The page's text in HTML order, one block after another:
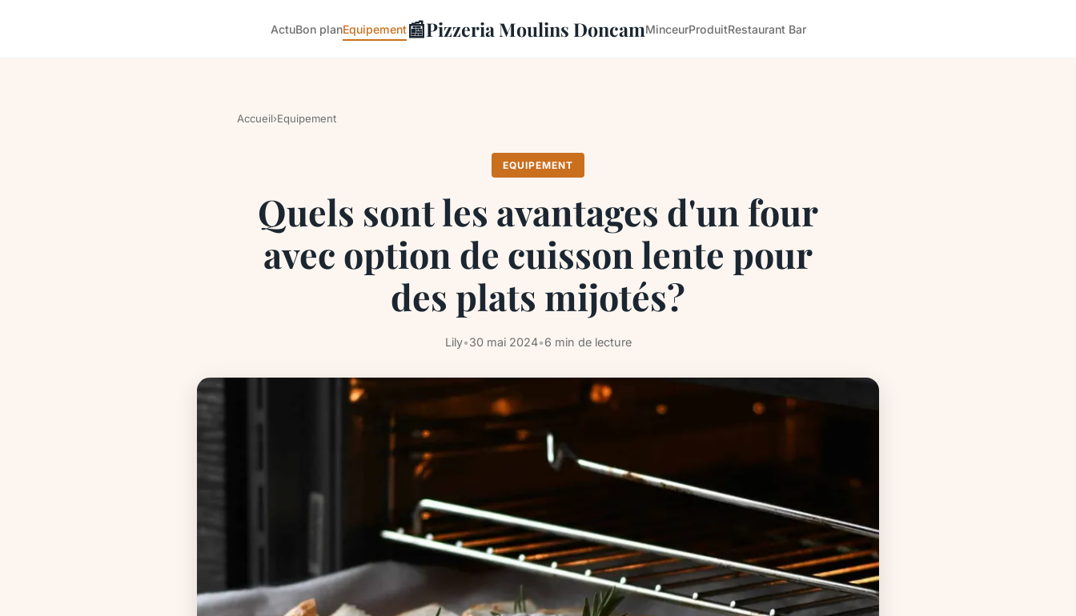
ActuBon planEquipement📰Pizzeria Moulins DoncamMinceurProduitRestaurant Bar
Accueil›Equipement
EQUIPEMENT
Quels sont les avantages d'un four
avec option de cuisson lente pour
des plats mijotés?
Lily•30 mai 2024•6 min de lecture